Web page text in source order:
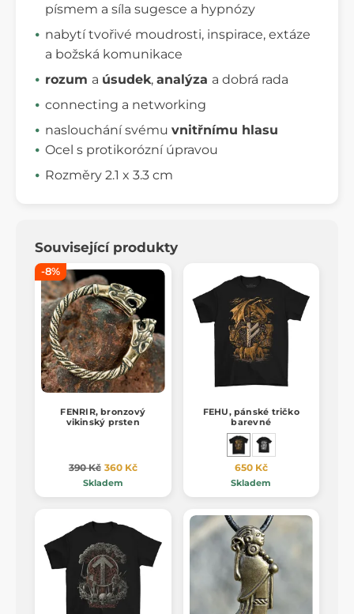
písmem a síla sugesce a hypnózy
nabytí tvořivé moudrosti, inspirace, extáze
a božská komunikace
rozum a úsudek, analýza a dobrá rada
connecting a networking
naslouchání svému vnitřnímu hlasu
Ocel s protikorózní úpravou
Rozměry 2.1 x 3.3 cm
Související produkty
-8%
FENRIR, bronzový
vikinský prsten
390 Kč 360 Kč
Skladem
FEHU, pánské tričko
barevné
650 Kč
Skladem